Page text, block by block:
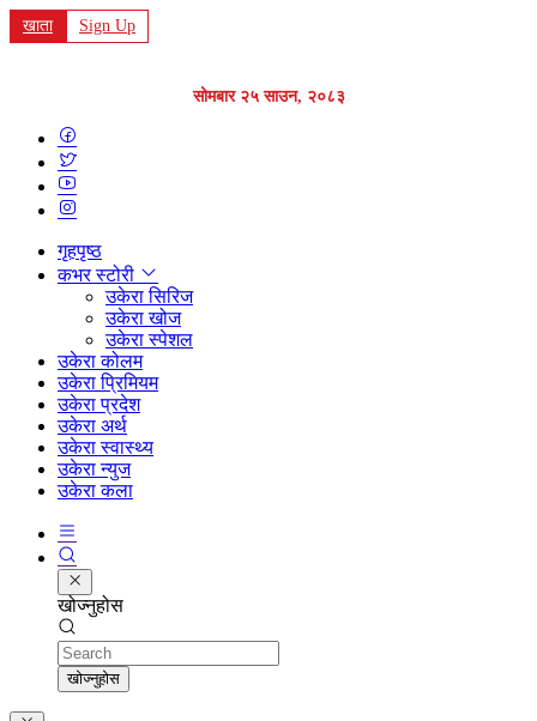
खाता Sign Up
सोमबार २५ साउन, २०८३
गृहपृष्ठ
कभर स्टोरी
उकेरा सिरिज
उकेरा खोज
उकेरा स्पेशल
उकेरा कोलम
उकेरा प्रिमियम
उकेरा प्रदेश
उकेरा अर्थ
उकेरा स्वास्थ्य
उकेरा न्युज
उकेरा कला
खोज्नुहोस
Search
खोज्नुहोस